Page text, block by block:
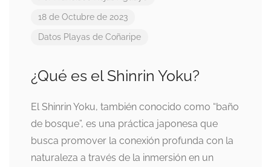
18 de Octubre de 2023
Datos Playas de Coñaripe
¿Qué es el Shinrin Yoku?
El Shinrin Yoku, también conocido como “baño
de bosque”, es una práctica japonesa que
busca promover la conexión profunda con la
naturaleza a través de la inmersión en un